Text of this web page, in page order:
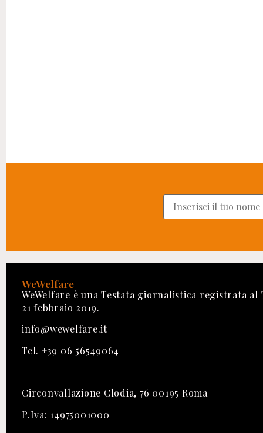
WeWelfare
WeWelfare è una Testata giornalistica registrata al
21 febbraio 2019.
info@wewelfare.it
Tel. +39 06 56549064
Circonvallazione Clodia, 76 00195 Roma
P.Iva: 14975001000